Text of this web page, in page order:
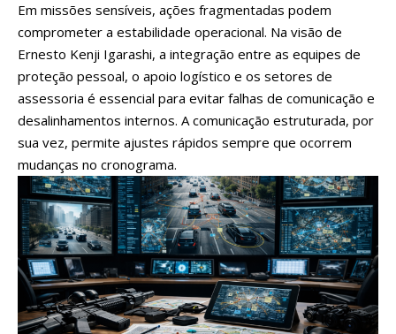
Em missões sensíveis, ações fragmentadas podem
comprometer a estabilidade operacional. Na visão de
Ernesto Kenji Igarashi, a integração entre as equipes de
proteção pessoal, o apoio logístico e os setores de
assessoria é essencial para evitar falhas de comunicação e
desalinhamentos internos. A comunicação estruturada, por
sua vez, permite ajustes rápidos sempre que ocorrem
mudanças no cronograma.